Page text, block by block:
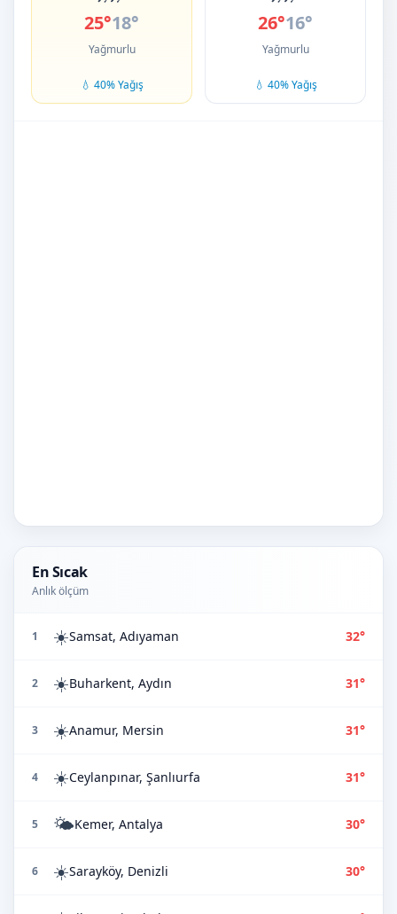
25°18°
Yağmurlu
💧 40% Yağış
26°16°
Yağmurlu
💧 40% Yağış
En Sıcak
Anlık ölçüm
1 ☀️Samsat, Adıyaman 32°
2 ☀️Buharkent, Aydın 31°
3 ☀️Anamur, Mersin 31°
4 ☀️Ceylanpınar, Şanlıurfa 31°
5 🌤️Kemer, Antalya 30°
6 ☀️Sarayköy, Denizli 30°